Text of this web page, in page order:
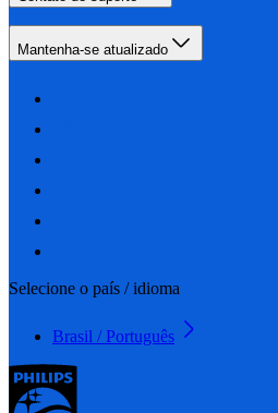
Mantenha-se atualizado
Selecione o país / idioma
Brasil / Português